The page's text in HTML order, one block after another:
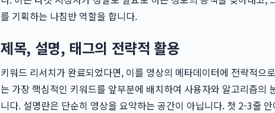
를 기획하는 나침반 역할을 합니다.
제목, 설명, 태그의 전략적 활용
키워드 리서치가 완료되었다면, 이를 영상의 메타데이터에 전략적으
는 가장 핵심적인 키워드를 앞부분에 배치하여 사용자와 알고리즘의
니다. 설명란은 단순히 영상을 요약하는 공간이 아닙니다. 첫 2-3줄